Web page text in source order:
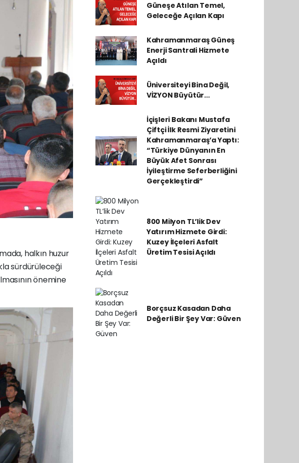
halkın huzur
sürdürüleceği
önemine
Güneşe Atılan Temel,
Geleceğe Açılan Kapı
Kahramanmaraş Güneş
Enerji Santrali Hizmete
Açıldı
Üniversiteyi Bina Değil,
VİZYON Büyütür...
İçişleri Bakanı Mustafa
Çiftçi İlk Resmi Ziyaretini
Kahramanmaraş’a Yaptı:
“Türkiye Dünyanın En
Büyük Afet Sonrası
İyileştirme Seferberliğini
Gerçekleştirdi”
800 Milyon TL’lik Dev
Yatırım Hizmete Girdi:
Kuzey İlçeleri Asfalt
Üretim Tesisi Açıldı
Borçsuz Kasadan Daha
Değerli Bir Şey Var: Güven